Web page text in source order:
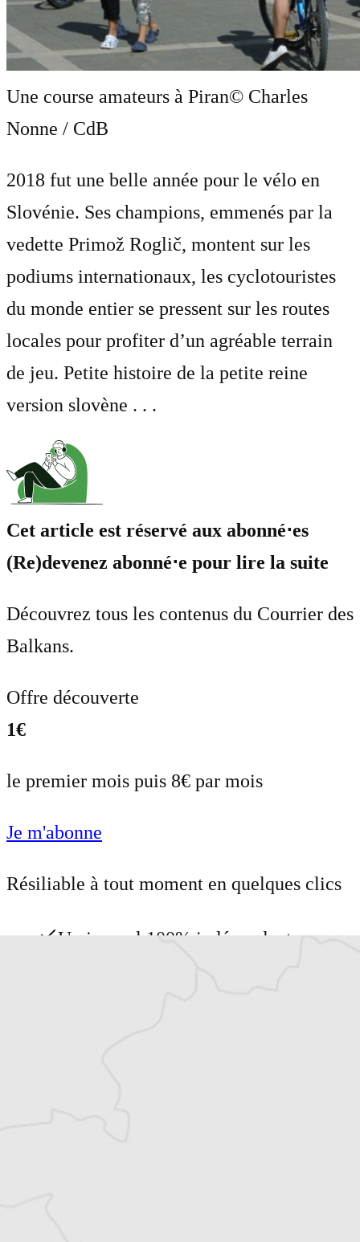
Une course amateurs à Piran© Charles
Nonne / CdB
2018 fut une belle année pour le vélo en
Slovénie. Ses champions, emmenés par la
vedette Primož Roglič, montent sur les
podiums internationaux, les cyclotouristes
du monde entier se pressent sur les routes
locales pour profiter d’un agréable terrain
de jeu. Petite histoire de la petite reine
version slovène . . .
Cet article est réservé aux abonné⋅es
(Re)devenez abonné⋅e pour lire la suite
Découvrez tous les contenus du Courrier des
Balkans.
Offre découverte
1€
le premier mois puis 8€ par mois
Je m'abonne
Résiliable à tout moment en quelques clics
Un journal 100% indépendant